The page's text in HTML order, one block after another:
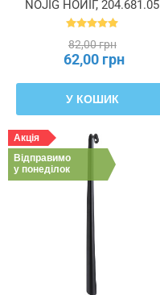
NOJIG НОЙІГ, 204.681.05
82,00 грн
62,00 грн
У КОШИК
Акція
Відправимо
у понеділок